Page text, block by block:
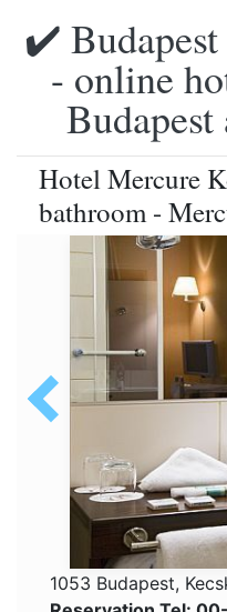
✔️ Budapest
- online
Hotel Mercure
bathroom -
1053 Budapest,